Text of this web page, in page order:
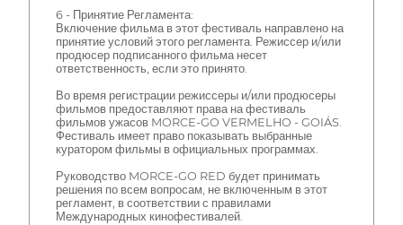
6 - Принятие Регламента:
Включение фильма в этот фестиваль направлено на
принятие условий этого регламента. Режиссер и/или
продюсер подписанного фильма несет
ответственность, если это принято.
Во время регистрации режиссеры и/или продюсеры
фильмов предоставляют права на фестиваль
фильмов ужасов MORCE-GO VERMELHO - GOIÁS.
Фестиваль имеет право показывать выбранные
куратором фильмы в официальных программах.
Руководство MORCE-GO RED будет принимать
решения по всем вопросам, не включенным в этот
регламент, в соответствии с правилами
Международных кинофестивалей.